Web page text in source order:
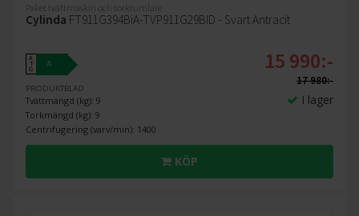
Paket tvättmaskin och torktumlare
Cylinda FT911G394BiA-TVP911G29BID - Svart Antracit
A
↑
G
A
PRODUKTBLAD
Tvättmängd (kg): 9
Torkmängd (kg): 9
Centrifugering (varv/min): 1400
15 990:-
17 980:-
I lager
KÖP